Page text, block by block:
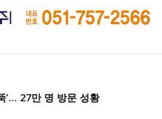
’… 27만 명 방문 성황